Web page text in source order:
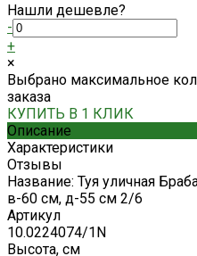
Нашли дешевле?
-
+
×
Выбрано максимальное
заказа
КУПИТЬ В 1 КЛИК
Описание
Характеристики
Отзывы
Название: Туя уличная
в-60 см, д-55 см 2/6
Артикул
10.0224074/1N
Высота, см